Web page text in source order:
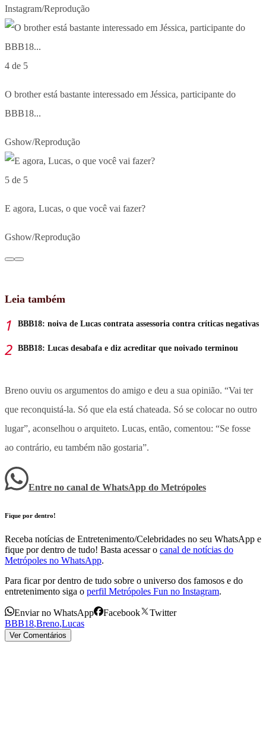
Instagram/Reprodução
4 de 5
O brother está bastante interessado em Jéssica, participante do
BBB18...
Gshow/Reprodução
5 de 5
E agora, Lucas, o que você vai fazer?
Gshow/Reprodução
Leia também
BBB18: noiva de Lucas contrata assessoria contra críticas negativas
BBB18: Lucas desabafa e diz acreditar que noivado terminou
Breno ouviu os argumentos do amigo e deu a sua opinião. “Vai ter
que reconquistá-la. Só que ela está chateada. Só se colocar no outro
lugar”, aconselhou o arquiteto. Lucas, então, comentou: “Se fosse
ao contrário, eu também não gostaria”.
Entre no canal de WhatsApp do Metrópoles
Fique por dentro!
Receba notícias de Entretenimento/Celebridades no seu WhatsApp e
fique por dentro de tudo! Basta acessar o canal de notícias do
Metrópoles no WhatsApp.
Para ficar por dentro de tudo sobre o universo dos famosos e do
entretenimento siga o perfil Metrópoles Fun no Instagram.
Enviar no WhatsApp Facebook
Twitter
BBB18,Breno,Lucas
Ver Comentários